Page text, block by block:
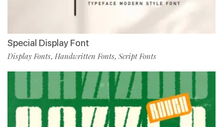
Special Display Font
Display Fonts, Handwritten Fonts, Script Fonts